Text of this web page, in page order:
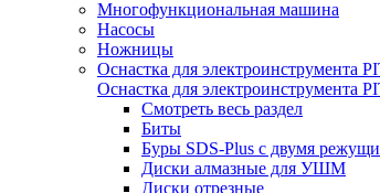
Многофункциональная машина
Насосы
Ножницы
Оснастка для электроинструмента
Оснастка для электроинструмента
Смотреть весь раздел
Биты
Буры SDS-Plus c двумя
Диски алмазные для УШМ
Диски отрезные